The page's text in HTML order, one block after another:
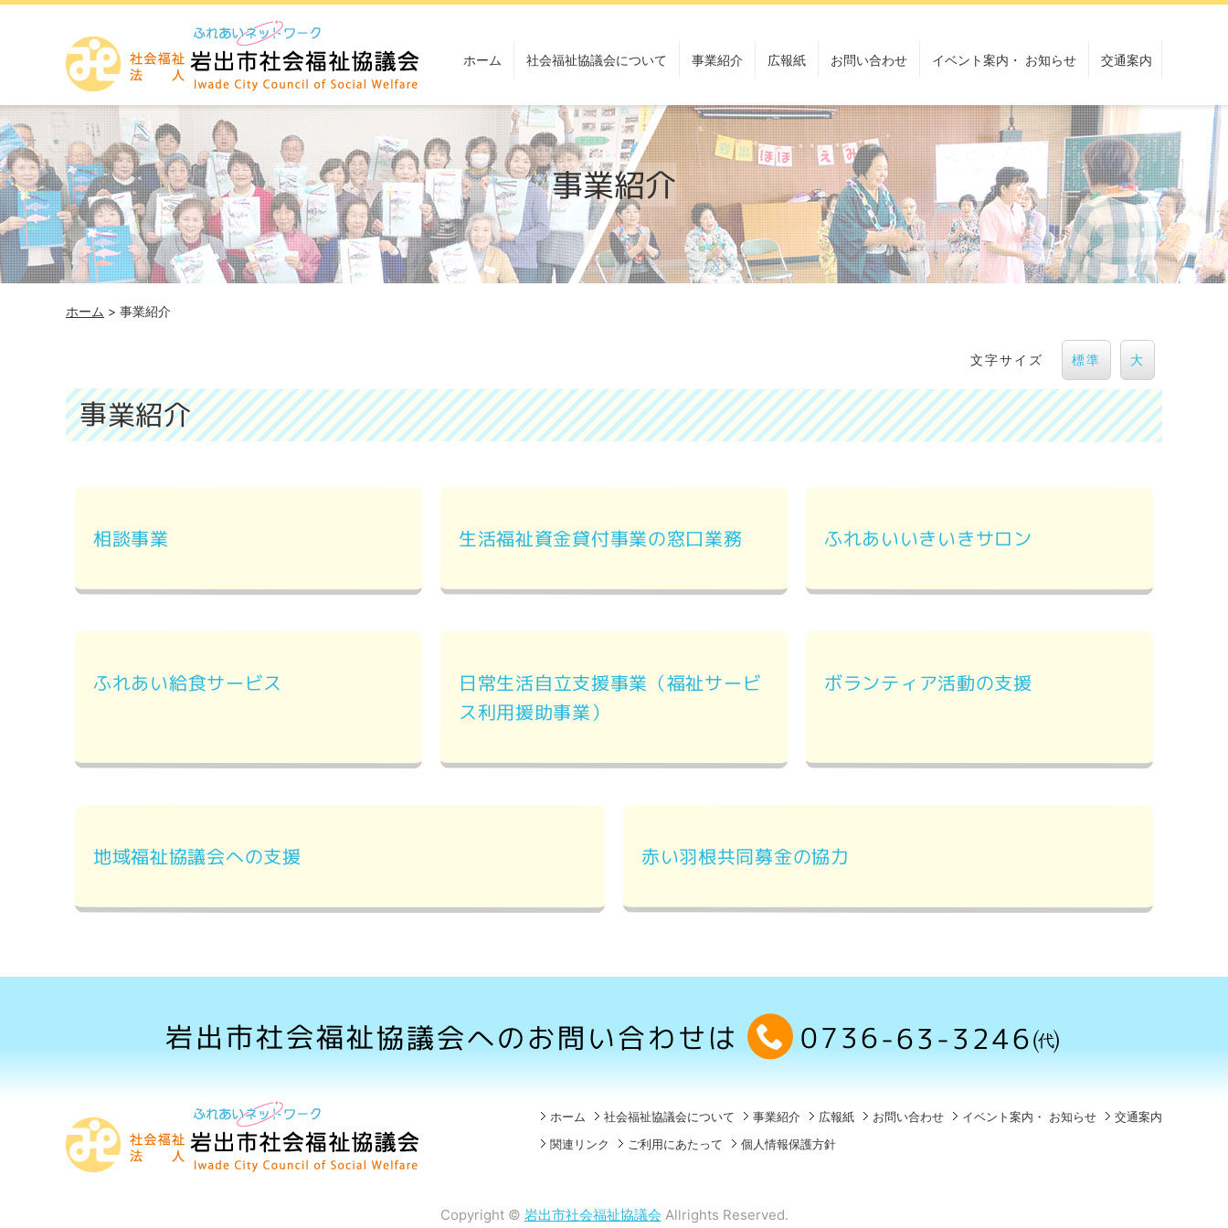
ホーム 社会福祉協議会について 事業紹介 広報紙 お問い合わせ イベント案内・ お知らせ 交通案内
事業紹介
ホーム > 事業紹介
文字サイズ 標準 大
事業紹介
相談事業 生活福祉資金貸付事業の窓口業務 ふれあいいきいきサロン
ふれあい給食サービス 日常生活自立支援事業（福祉サービ
ス利用援助事業）
ボランティア活動の支援
地域福祉協議会への支援 赤い羽根共同募金の協力
岩出市社会福祉協議会へのお問い合わせは 0736-63-3246㈹
ホーム 社会福祉協議会について 事業紹介 広報紙 お問い合わせ イベント案内・ お知らせ
交通案内
関連リンク
ご利用にあたって 個人情報保護方針
Copyright © 岩出市社会福祉協議会 Allrights Reserved.